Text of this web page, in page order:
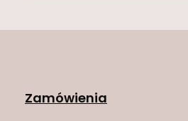
Zamówienia